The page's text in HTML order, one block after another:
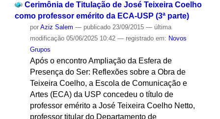
Cerimônia de Titulação de José Teixeira Coelho
como professor emérito da ECA-USP (3ª parte)
por Aziz Salem — publicado23/09/2015 — última
modificação05/06/2025 10:42 — registrado em: Novos
Grupos
Após o encontro Ampliação da Esfera de
Presença do Ser: Reflexões sobre a Obra de
Teixeira Coelho, a Escola de Comunicação e
Artes (ECA) da USP concedeu o título de
professor emérito a José Teixeira Coelho Netto,
professor titular do Departamento de